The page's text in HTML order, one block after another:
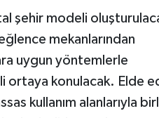
şehir modeli
mekanlarından
uygun yöntemlerle
ortaya konulacak. Elde
kullanım alanlarıyla